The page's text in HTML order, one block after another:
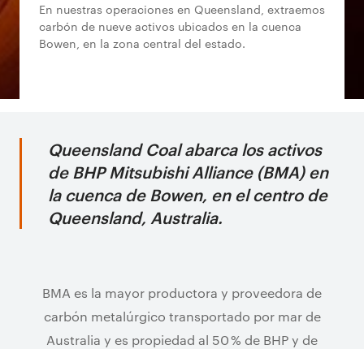
En nuestras operaciones en Queensland, extraemos
carbón de nueve activos ubicados en la cuenca
Bowen, en la zona central del estado.
Queensland Coal abarca los activos
de BHP Mitsubishi Alliance (BMA) en
la cuenca de Bowen, en el centro de
Queensland, Australia.
BMA es la mayor productora y proveedora de
carbón metalúrgico transportado por mar de
Australia y es propiedad al 50 % de BHP y de